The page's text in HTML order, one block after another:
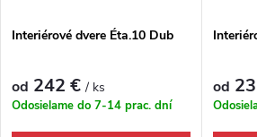
Interiérové dvere Éta.10 Dub
od 242 €/ ks
Odosielame do 7-14 prac. dní
od